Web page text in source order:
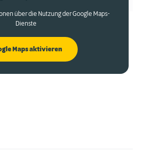
über die Nutzung der Google Maps-
Dienste
Maps aktivieren